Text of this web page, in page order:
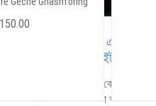
ব্যবসায় এবং করপোরেট এর জন্য
ওয়েবসাইট ডিজাইন
বর্তমান তথ্য প্রযুক্তির যুগে যে কোন ব্যবসা
মানের একটি ওয়েবসাইট থাকা অপরিহার্য।